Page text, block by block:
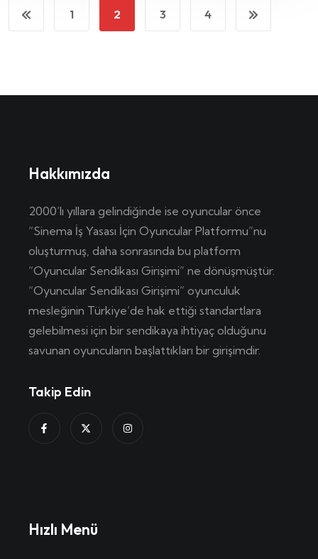
1 2 3 4
Hakkımızda
2000’lı yıllara gelindiğinde ise oyuncular önce
“Sinema İş Yasası İçin Oyuncular Platformu”nu
oluşturmuş, daha sonrasında bu platform
“Oyuncular Sendikası Girişimi” ne dönüşmüştür.
“Oyuncular Sendikası Girişimi” oyunculuk
mesleğinin Türkiye’de hak ettiği standartlara
gelebilmesi için bir sendikaya ihtiyaç olduğunu
savunan oyuncuların başlattıkları bir girişimdir.
Takip Edin
Hızlı Menü